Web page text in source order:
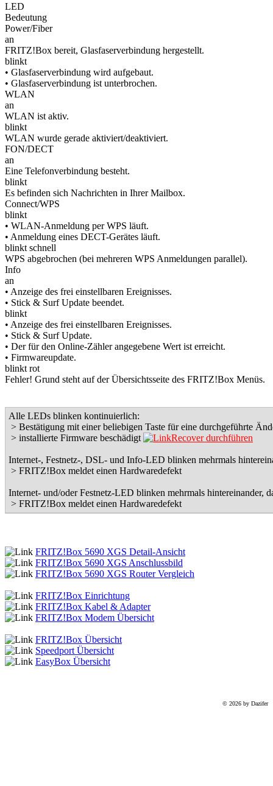
LED
Bedeutung
Power/Fiber
an
FRITZ!Box bereit, Glasfaserverbindung hergestellt.
blinkt
• Glasfaserverbindung wird aufgebaut.
• Glasfaserverbindung ist unterbrochen.
WLAN
an
WLAN ist aktiv.
blinkt
WLAN wurde gerade aktiviert/deaktiviert.
FON/DECT
an
Eine Telefonverbindung besteht.
blinkt
Es befinden sich Nachrichten in Ihrer Mailbox.
Connect/WPS
blinkt
• WLAN-Anmeldung per WPS läuft.
• Anmeldung eines DECT-Gerätes läuft.
blinkt schnell
WPS abgebrochen (bei mehreren WPS Anmeldungen parallel).
Info
an
• Anzeige des frei einstellbaren Ereignisses.
• Stick & Surf Update beendet.
blinkt
• Anzeige des frei einstellbaren Ereignisses.
• Stick & Surf Update.
• Der für den Online-Zähler angegebene Wert ist erreicht.
• Firmwareupdate.
blinkt rot
Fehler! Grund steht auf der Übersichtsseite des FRITZ!Box Menüs.
Alle LEDs blinken kontinuierlich:
> Bestätigung mit einer beliebigen Taste für eine durchgeführte
> installierte Firmware beschädigt
Recover durchführen
Internet-, Festnetz-, DSL- und Info-LED blinken mehrmals
> FRITZ!Box meldet einen Hardwaredefekt
Internet- und/oder Festnetz-LED blinken mehrmals hintereinander,
> FRITZ!Box meldet einen Hardwaredefekt
FRITZ!Box 5690 XGS Detail-Ansicht
FRITZ!Box 5690 XGS Anschlussbild
FRITZ!Box 5690 XGS Router Vergleich
FRITZ!Box Einrichtung
FRITZ!Box Kabel & Adapter
FRITZ!Box Modem Übersicht
FRITZ!Box Übersicht
Speedport Übersicht
EasyBox Übersicht
© 2026 by Dazifer